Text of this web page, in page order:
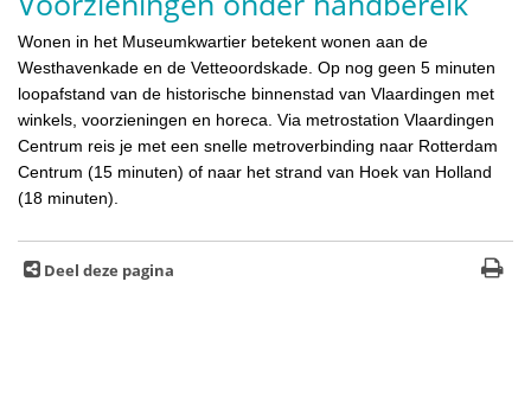
Wonen in het Museumkwartier betekent wonen aan de
Westhavenkade en de Vetteoordskade. Op nog geen 5 minuten
loopafstand van de historische binnenstad van Vlaardingen met
winkels, voorzieningen en horeca. Via metrostation Vlaardingen
Centrum reis je met een snelle metroverbinding naar Rotterdam
Centrum (15 minuten) of naar het strand van Hoek van Holland
(18 minuten).
Deel deze pagina